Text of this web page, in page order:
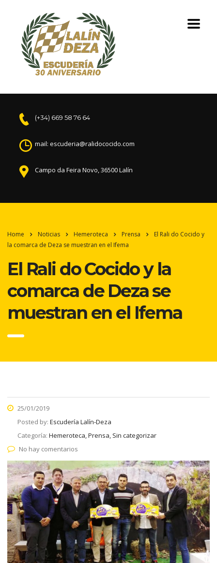
(+34) 669 58 76 64
mail: escuderia@ralidococido.com
Campo da Feira Novo, 36500 Lalín
Home Noticias Hemeroteca Prensa
El Rali do Cocido y
la comarca de Deza se muestran en el Ifema
El Rali do Cocido y la
comarca de Deza se
muestran en el Ifema
25/01/2019
Posted by: Escudería Lalín-Deza
Categoría: Hemeroteca, Prensa, Sin categorizar
No hay comentarios